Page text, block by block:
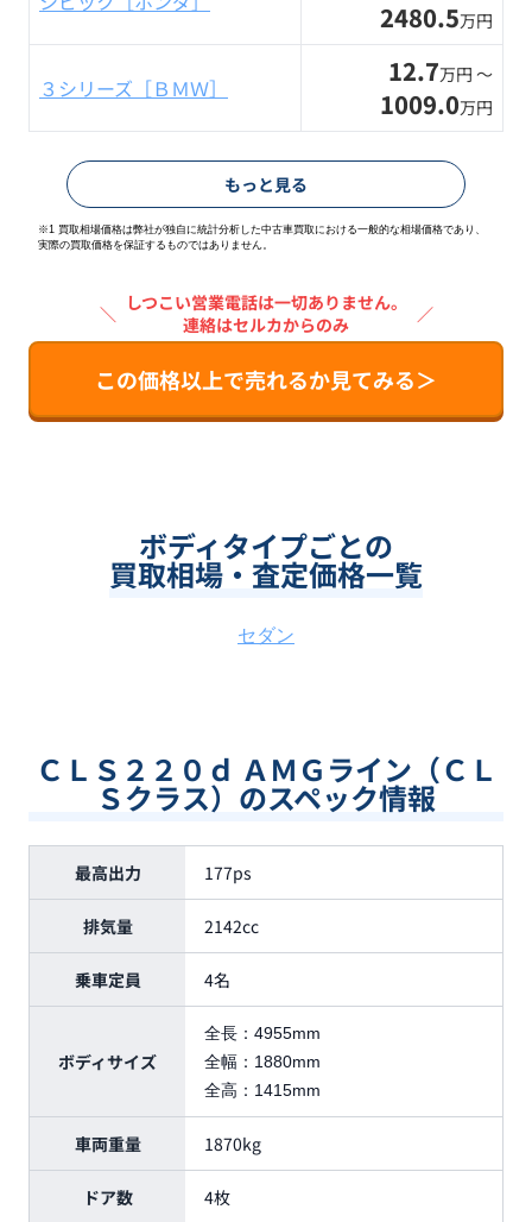
2480.5万円
３シリーズ［ＢＭＷ］ 12.7万円 〜
1009.0万円
もっと見る
※1 買取相場価格は弊社が独自に統計分析した中古車買取における一般的な相場価格であり、
実際の買取価格を保証するものではありません。
＼ しつこい営業電話は一切ありません。
連絡はセルカからのみ
／
この価格以上で売れるか見てみる＞
ボディタイプごとの
買取相場・査定価格一覧
セダン
ＣＬＳ２２０ｄ ＡＭＧライン（ＣＬ
Ｓクラス）のスペック情報
最高出力 177ps
排気量 2142cc
乗車定員 4名
ボディサイズ
全長： 4955mm
全幅： 1880mm
全高： 1415mm
車両重量 1870kg
ドア数 4枚